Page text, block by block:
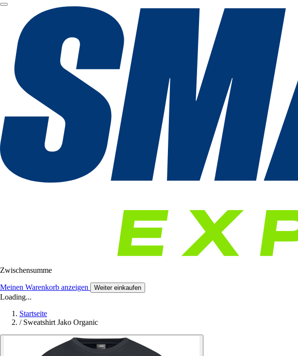
Zwischensumme
Meinen Warenkorb anzeigen Weiter einkaufen
Loading...
Startseite
/ Sweatshirt Jako Organic